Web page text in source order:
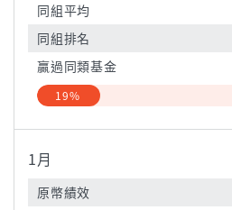
同組平均
同組排名
贏過同類基金
19%
1月
原幣績效